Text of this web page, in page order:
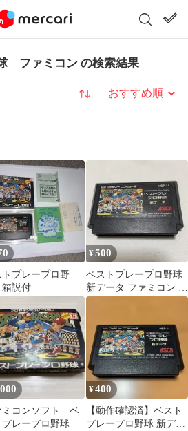
ファミコン の検索結果
並び替え
トプレープロ野
説付
¥500
ベストプレープロ野球
新データ ファミコン ソ
フト
ミコンソフト ベ
プレープロ野球
¥400
【動作確認済】ベスト
プレープロ野球 新デー